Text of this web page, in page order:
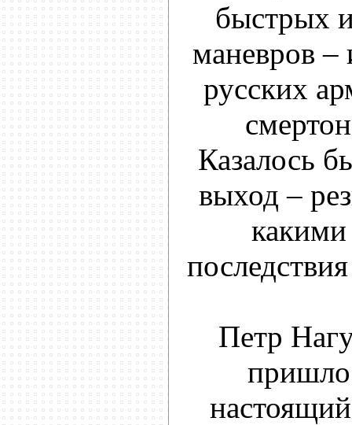
быстрых
маневров –
русских
Казалось
выход –
какими
Петр